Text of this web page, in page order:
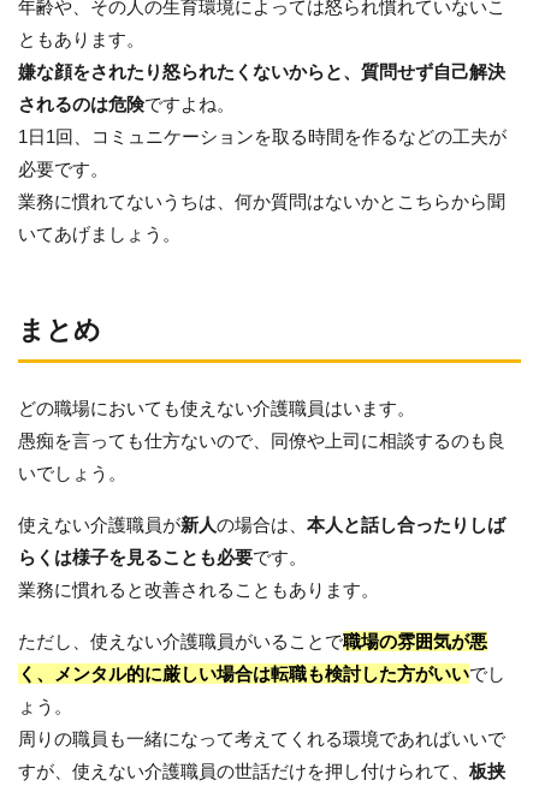
年齢や、その人の生育環境によっては怒られ慣れていないこ
ともあります。
嫌な顔をされたり怒られたくないからと、質問せず自己解決
されるのは危険ですよね。
1日1回、コミュニケーションを取る時間を作るなどの工夫が
必要です。
業務に慣れてないうちは、何か質問はないかとこちらから聞
いてあげましょう。
まとめ
どの職場においても使えない介護職員はいます。
愚痴を言っても仕方ないので、同僚や上司に相談するのも良
いでしょう。
使えない介護職員が新人の場合は、 本人と話し合ったりしば
らくは様子を見ることも必要です。
業務に慣れると改善されることもあります。
ただし、使えない介護職員がいることで職場の雰囲気が悪
く、メンタル的に厳しい場合は転職も検討した方がいいでし
ょう。
周りの職員も一緒になって考えてくれる環境であればいいで
すが、使えない介護職員の世話だけを押し付けられて、 板挟